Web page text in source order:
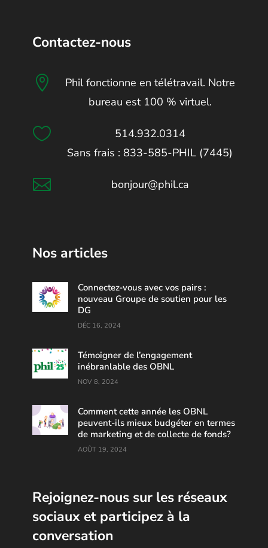
Contactez-nous

Phil fonctionne en télétravail. Notre
bureau est 100 % virtuel.

514.932.0314
Sans frais : 833-585-PHIL (7445)
 bonjour@phil.ca
Nos articles
Connectez-vous avec vos pairs :
nouveau Groupe de soutien pour les
DG
DÉC 16, 2024
Témoigner de l’engagement
inébranlable des OBNL
NOV 8, 2024
Comment cette année les OBNL
peuvent-ils mieux budgéter en termes
de marketing et de collecte de fonds?
AOÛT 19, 2024
Rejoignez-nous sur les réseaux
sociaux et participez à la
conversation